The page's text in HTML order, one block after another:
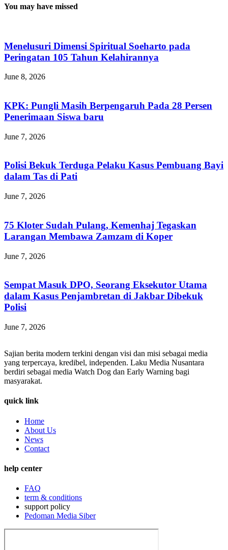
You may have missed
Menelusuri Dimensi Spiritual Soeharto pada
Peringatan 105 Tahun Kelahirannya
June 8, 2026
KPK: Pungli Masih Berpengaruh Pada 28 Persen
Penerimaan Siswa baru
June 7, 2026
Polisi Bekuk Terduga Pelaku Kasus Pembuang Bayi
dalam Tas di Pati
June 7, 2026
75 Kloter Sudah Pulang, Kemenhaj Tegaskan
Larangan Membawa Zamzam di Koper
June 7, 2026
Sempat Masuk DPO, Seorang Eksekutor Utama
dalam Kasus Penjambretan di Jakbar Dibekuk
Polisi
June 7, 2026
Sajian berita modern terkini dengan visi dan misi sebagai media
yang terpercaya, kredibel, independen. Laku Media Nusantara
berdiri sebagai media Watch Dog dan Early Warning bagi
masyarakat.
quick link
Home
About Us
News
Contact
help center
FAQ
term & conditions
support policy
Pedoman Media Siber